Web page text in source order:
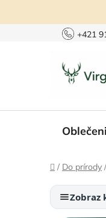
+421
Domov
/ Do prírody /
Zobraz